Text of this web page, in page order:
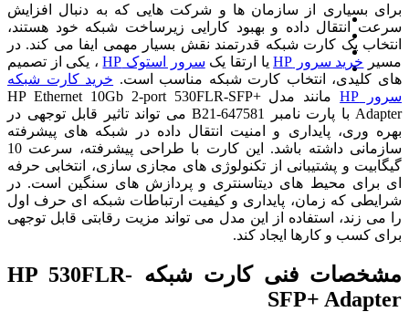
برای بسیاری از سازمان ها و شرکت هایی که به دنبال افزایش
سرعت انتقال داده و بهبود کارایی زیرساخت شبکه خود هستند،
انتخاب یک کارت شبکه قدرتمند نقش بسیار مهمی ایفا می کند. در
مسیر خرید سرور HP یا ارتقا یک سرور استوک HP
، یکی از تصمیم
های کلیدی، انتخاب کارت شبکه مناسب است. خرید کارت شبکه
سرور HP
مانند مدل HP Ethernet 10Gb 2-port 530FLR-SFP+
Adapter با پارت نامبر 647581-B21 می تواند تاثیر قابل توجهی در
بهره وری، پایداری و امنیت انتقال داده در شبکه های پیشرفته
سازمانی داشته باشد. این کارت با طراحی پیشرفته، سرعت 10
گیگابیت و پشتیبانی از تکنولوژی های مجازی سازی، انتخابی حرفه
ای برای محیط های دیتاسنتری و پردازش های سنگین است. در
شرایطی که زمان، پایداری و کیفیت ارتباطات شبکه ای حرف اول
را می زند، استفاده از این مدل می تواند مزیت رقابتی قابل توجهی
برای کسب و کارها ایجاد کند.
مشخصات فنی کارت شبکه HP 530FLR-
SFP+ Adapter